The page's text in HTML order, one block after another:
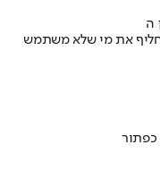
את מי שלא משתמש
כפתור